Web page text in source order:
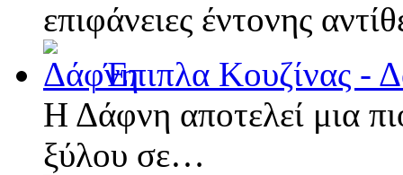
επιφάνειες έντονης
Έπιπλα Κουζίνας -
Η Δάφνη αποτελεί μια
ξύλου σε…